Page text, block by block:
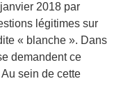
2018 par
légitimes sur
« blanche ». Dans
demandent ce
sein de cette